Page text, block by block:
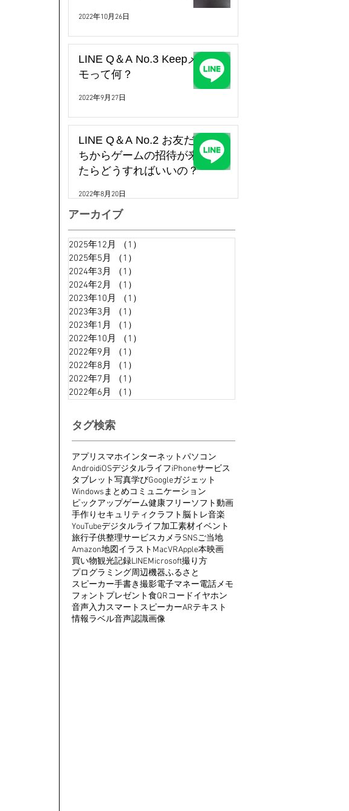
2022年10月26日
LINE Q＆A No.3 Keepメ
モって何？
2022年9月27日
LINE Q＆A No.2 お友だ
ちからゲームの招待が来
たらどうすればいいの？
2022年8月20日
アーカイブ
2025年12月 （1）
2025年5月
（1）
2024年3月
（1）
2024年2月
（1）
2023年10月
（1）
2023年3月
（1）
2023年1月
（1）
2022年10月
（1）
2022年9月
（1）
2022年8月
（1）
2022年7月
（1）
2022年6月
（1）
タグ検索
アプリ スマホインターネットパソコン
AndroidiOSデジタルライフiPhoneサービス
タブレット写真学びGoogleガジェット
Windowsまとめコミュニケーション
ピックアップゲーム健康フリーソフト動画
手作り セキュリティ クラフト脳トレ音楽
YouTubeデジタルライフ加工素材イベント
旅行子供整理サービスカメラSNSご当地
Amazon地図イラスト MacVRApple本映画
買い物観光記録LINEMicrosoft撮り方
プログラミング周辺機器ふるさと
スピーカー手書き撮影電子マネー電話メモ
フォント プレゼント食QRコードイヤホン
音声入力スマートスピーカーARテキスト
情報ラベル音声認識画像